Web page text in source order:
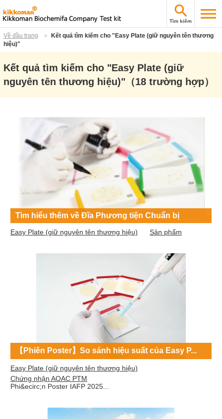
Tìm kiếm
Về đầu trang
Kết quả tìm kiếm cho "Easy Plate (giữ nguyên tên thương
hiệu)"
Kết quả tìm kiếm cho "Easy Plate (giữ
nguyên tên thương hiệu)" （18 trường hợp）
Tìm hiểu thêm về Đĩa Phương tiện Chuẩn bị
Easy Plate (giữ nguyên tên thương hiệu) Sản phẩm
【Phiên Poster】So sánh hiệu suất của Easy P...
Easy Plate (giữ nguyên tên thương hiệu)
Chứng nhận AOAC PTM
Phi&ecirc;n Poster IAFP 2025...